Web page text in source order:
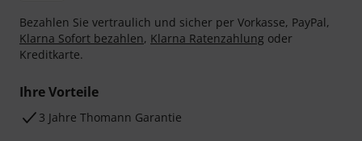
Bezahlen Sie vertraulich und sicher per Vorkasse, PayPal,
Klarna Sofort bezahlen, Klarna Ratenzahlung oder
Kreditkarte.
Ihre Vorteile
3 Jahre Thomann Garantie